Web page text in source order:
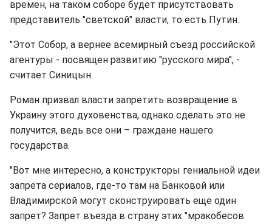
времен, на таком соборе будет присутствовать
представитель "светской" власти, то есть Путин.
"Этот Собор, а вернее всемирный съезд российской
агентуры - посвящен развитию "русского мира", -
считает Синицын.
Роман призвал власти запретить возвращение в
Украину этого духовенства, однако сделать это не
получится, ведь все они – граждане нашего
государства.
"Вот мне интересно, а конструкторы гениальной идеи
запрета сериалов, где-то там на Банковой или
Владимирской могут сконструировать еще один
запрет? Запрет въезда в страну этих "мракобесов